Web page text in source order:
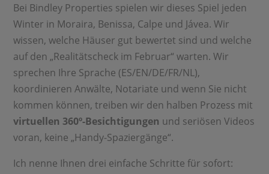
Bei Bindley Properties spielen wir dieses Spiel jeden
Winter in Moraira, Benissa, Calpe und Jávea. Wir
wissen, welche Häuser gut bewertet sind und welche
auf den „Realitätscheck im Februar“ warten. Wir
sprechen Ihre Sprache (ES/EN/DE/FR/NL),
koordinieren Anwälte, Notariate und wenn Sie nicht
kommen können, treiben wir den halben Prozess mit
virtuellen 360º-Besichtigungen und seriösen Videos
voran, keine „Handy-Spaziergänge“.
Ich nenne Ihnen drei einfache Schritte für sofort: